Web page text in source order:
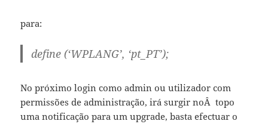
para:
define (‘WPLANG’, ‘pt_PT’);
No próximo login como admin ou utilizador com
permissões de administração, irá surgir noÂ topo
uma notificação para um upgrade, basta efectuar o